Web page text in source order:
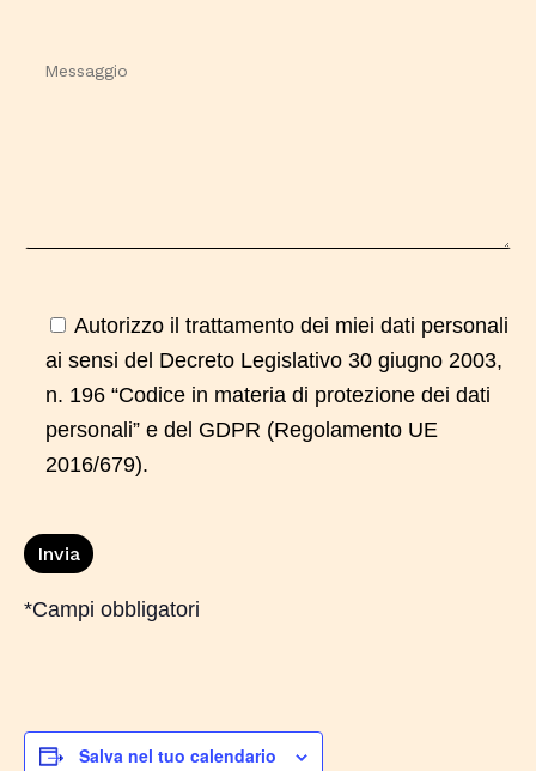
Autorizzo il trattamento dei miei dati personali
ai sensi del Decreto Legislativo 30 giugno 2003,
n. 196 “Codice in materia di protezione dei dati
personali” e del GDPR (Regolamento UE
2016/679).
*Campi obbligatori
Salva nel tuo calendario